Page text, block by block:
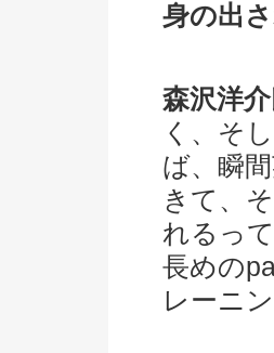
身の出
森沢洋
く、そ
ば、瞬
きて、
れるっ
長めの
レーニ